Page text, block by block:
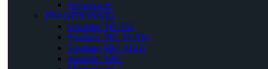
Accessoires
TRADITIONNEL
Soudage TIG DC
Soudage TIG AC/DC
Soudage MIG MAG
Soudage ARC